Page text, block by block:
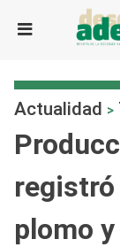
Actualidad >
registró
plomo